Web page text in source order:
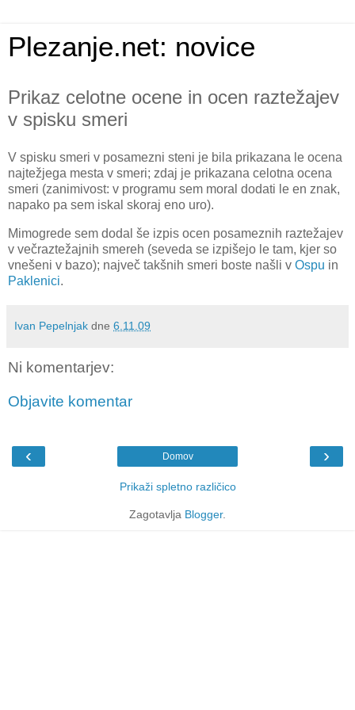
Plezanje.net: novice
Prikaz celotne ocene in ocen raztežajev
v spisku smeri
V spisku smeri v posamezni steni je bila prikazana le ocena
najtežjega mesta v smeri; zdaj je prikazana celotna ocena
smeri (zanimivost: v programu sem moral dodati le en znak,
napako pa sem iskal skoraj eno uro).
Mimogrede sem dodal še izpis ocen posameznih raztežajev
v večraztežajnih smereh (seveda se izpišejo le tam, kjer so
vnešeni v bazo); največ takšnih smeri boste našli v Ospu in
Paklenici.
Ivan Pepelnjak dne 6.11.09
Ni komentarjev:
Objavite komentar
‹ ›
Domov
Prikaži spletno različico
Zagotavlja Blogger.